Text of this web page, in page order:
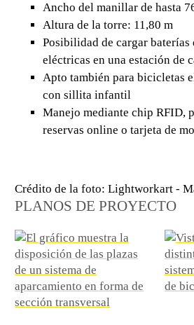
Ancho del manillar de hasta
Altura de la torre: 11,80 m
Posibilidad de cargar baterías
eléctricas en una estación de
Apto también para bicicletas
con sillita infantil
Manejo mediante chip RFID,
reservas online o tarjeta de
Crédito de la foto: Lightworkart -
PLANOS DE PROYECTO